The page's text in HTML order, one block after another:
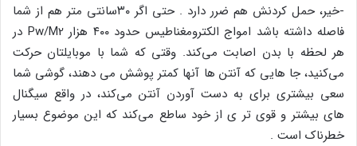
-خیر، حمل کردنش هم ضرر دارد . حتی اگر ۳۰سانتی متر هم از شما
فاصله داشته باشد امواج الکترومغناطیس حدود ۴۰۰ هزار Pw/M2 در
هر لحظه با بدن اصابت می‌کند. وقتی که شما با موبایلتان حرکت
می‌کنید، جا هایی که آنتن ها آنها کمتر پوشش می دهند، گوشی شما
سعی بیشتری برای به دست آوردن آنتن می‌کند، در واقع سیگنال
های بیشتر و قوی تر ی از خود ساطع می‌کند که این موضوع بسیار
خطرناک است .